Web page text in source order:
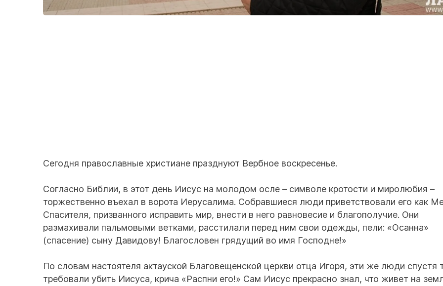
Сегодня православные христиане празднуют Вербное воскресенье.
Согласно Библии, в этот день Иисус на молодом осле – символе кротости и миролюбия –
торжественно въехал в ворота Иерусалима. Собравшиеся люди приветствовали его как
Спасителя, призванного исправить мир, внести в него равновесие и благополучие. Они
размахивали пальмовыми ветками, расстилали перед ним свои одежды, пели: «Осанна»
(спасение) сыну Давидову! Благословен грядущий во имя Господне!»
По словам настоятеля актауской Благовещенской церкви отца Игоря, эти же люди спустя
требовали убить Иисуса, крича «Распни его!» Сам Иисус прекрасно знал, что живет на